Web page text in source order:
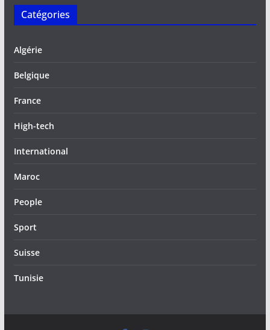
Catégories
Algérie
Belgique
France
High-tech
International
Maroc
People
Sport
Suisse
Tunisie